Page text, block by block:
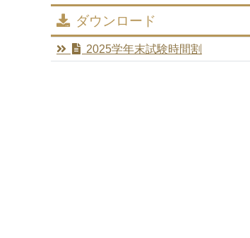
ダウンロード
2025学年末試験時間割